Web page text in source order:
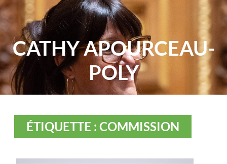
CATHY APOURCEAU-
POLY
ÉTIQUETTE : COMMISSION